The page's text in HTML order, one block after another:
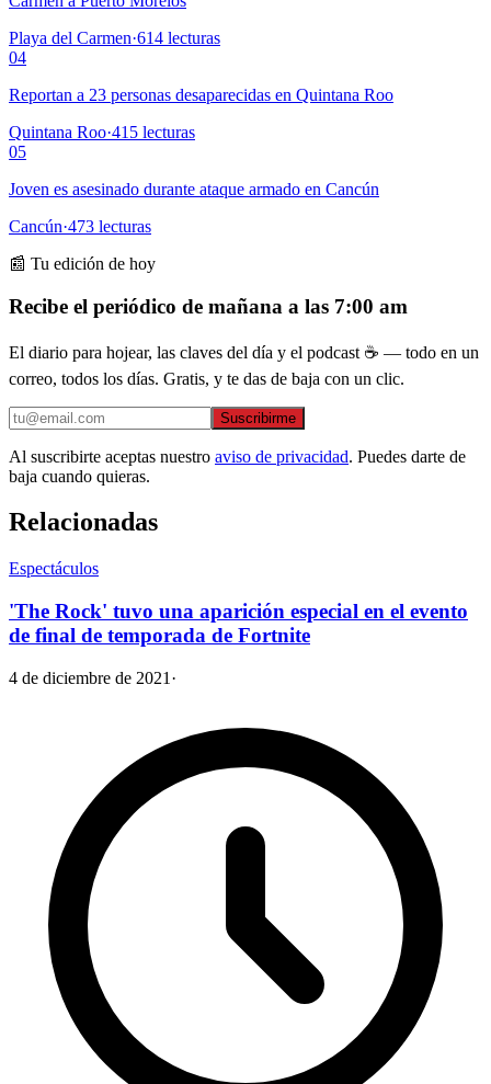
Playa del Carmen·614 lecturas
04
Reportan a 23 personas desaparecidas en Quintana Roo
Quintana Roo·415 lecturas
05
Joven es asesinado durante ataque armado en Cancún
Cancún·473 lecturas
📰 Tu edición de hoy
Recibe el periódico de mañana a las 7:00 am
El diario para hojear, las claves del día y el podcast ☕ — todo en un
correo, todos los días. Gratis, y te das de baja con un clic.
Suscribirme
Al suscribirte aceptas nuestro aviso de privacidad. Puedes darte de
baja cuando quieras.
Relacionadas
Espectáculos
'The Rock' tuvo una aparición especial en el evento
de final de temporada de Fortnite
4 de diciembre de 2021 ·